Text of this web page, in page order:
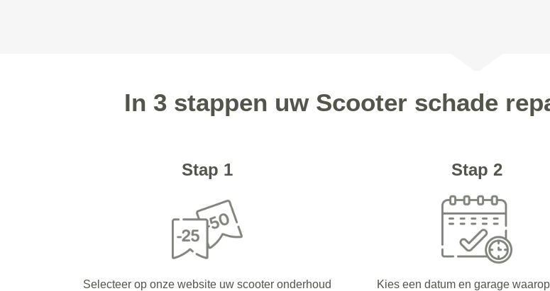
In 3 stappen uw Scooter schade
Stap 1
Selecteer op onze website uw scooter onderhoud
Stap 2
Kies een datum en garage